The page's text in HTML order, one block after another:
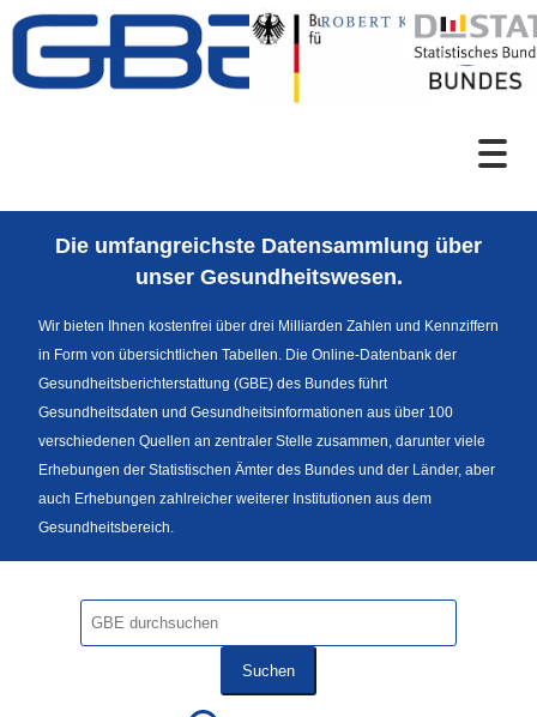
Zum Inhalt
Sprachumschaltung
Die umfangreichste Datensammlung über
unser Gesundheitswesen.
Wir bieten Ihnen kostenfrei über drei Milliarden Zahlen und Kennziffern
in Form von übersichtlichen Tabellen. Die Online-Datenbank der
Gesundheitsberichterstattung (GBE) des Bundes führt
Gesundheitsdaten und Gesundheitsinformationen aus über 100
verschiedenen Quellen an zentraler Stelle zusammen, darunter viele
Erhebungen der Statistischen Ämter des Bundes und der Länder, aber
auch Erhebungen zahlreicher weiterer Institutionen aus dem
Gesundheitsbereich.
Suchen